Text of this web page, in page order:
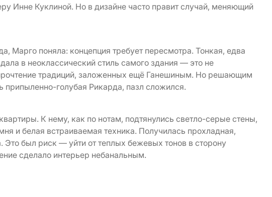
Инне Куклиной. Но в дизайне часто правит случай, меняющий
Марго поняла: концепция требует пересмотра. Тонкая, едва
в неоклассический стиль самого здания — это не
традиций, заложенных ещё Ганешиным. Но решающим
припыленно-голубая Рикарда, пазл сложился.
К нему, как по нотам, подтянулись светло-серые стены,
и белая встраиваемая техника. Получилась прохладная,
Это был риск — уйти от теплых бежевых тонов в сторону
сделало интерьер небанальным.